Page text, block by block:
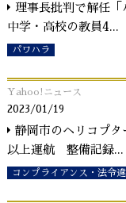
理事長批判で解任
中学・高校の教員4...
パワハラ
Yahoo!ニュース
2023/01/19
静岡市のヘリコプ
以上運航 整備記録...
コンプライアンス・法令